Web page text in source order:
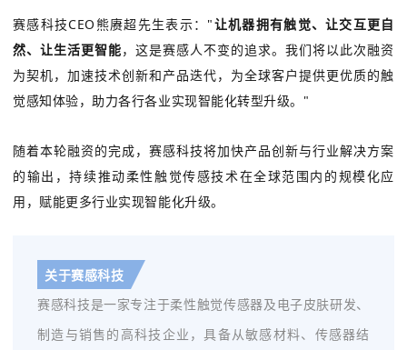
赛感科技CEO熊赓超先生表示："让机器拥有触觉、让交互更自
然、让生活更智能，这是赛感人不变的追求。我们将以此次融资
为契机，加速技术创新和产品迭代，为全球客户提供更优质的触
觉感知体验，助力各行各业实现智能化转型升级。"
随着本轮融资的完成，赛感科技将加快产品创新与行业解决方案
的输出，持续推动柔性触觉传感技术在全球范围内的规模化应
用，赋能更多行业实现智能化升级。
关于赛感科技
赛感科技是一家专注于柔性触觉传感器及电子皮肤研发、
制造与销售的高科技企业，具备从敏感材料、传感器结